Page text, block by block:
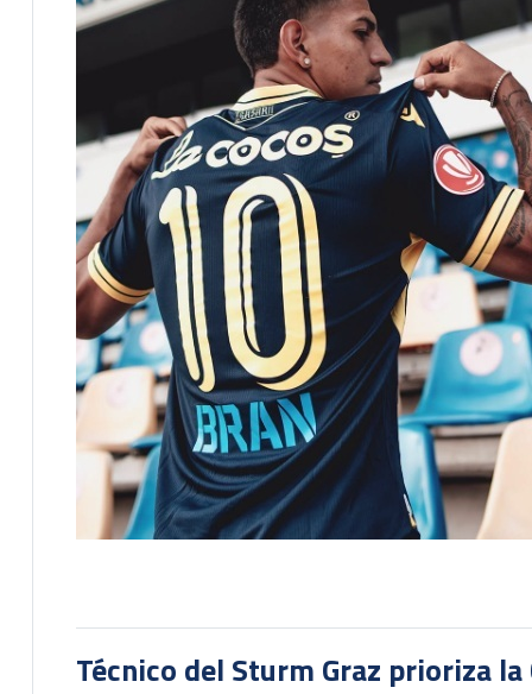
Técnico del Sturm Graz prioriza